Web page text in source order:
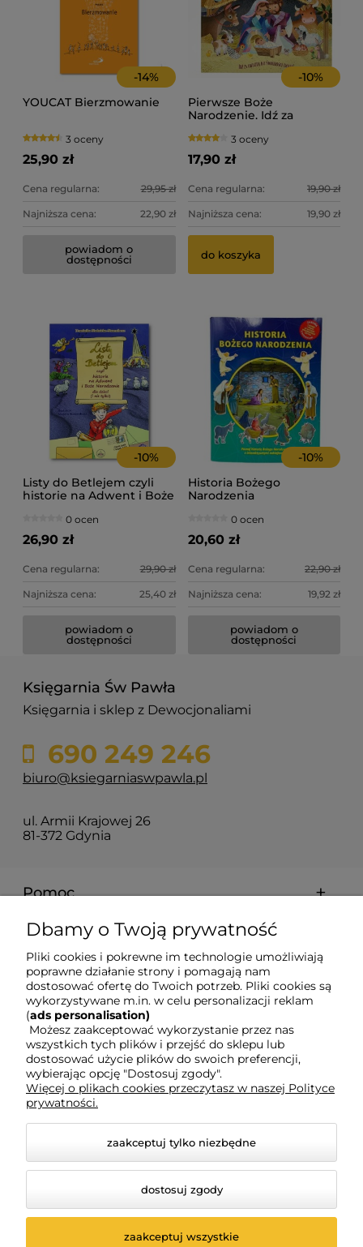
-14%
YOUCAT Bierzmowanie
3 oceny
25,90 zł
Cena regularna: 29,95 zł
Najniższa cena: 22,90 zł
powiadom o
dostępności
-10%
Pierwsze Boże
Narodzenie. Idź za
świata!
3 oceny
17,90 zł
Cena regularna: 19,90 zł
Najniższa cena: 19,90 zł
do koszyka
-10%
Listy do Betlejem czyli
historie na Adwent i Boże
Stadnicka-Strzembosz
0 ocen
26,90 zł
Cena regularna: 29,90 zł
Najniższa cena: 25,40 zł
powiadom o
dostępności
-10%
Historia Bożego
Narodzenia
0 ocen
20,60 zł
Cena regularna: 22,90 zł
Najniższa cena: 19,92 zł
powiadom o
dostępności
Księgarnia Św Pawła
Księgarnia i sklep z Dewocjonaliami
690 249 246
biuro@ksiegarniaswpawla.pl
ul. Armii Krajowej 26
81-372 Gdynia
Pomoc
Dostawa i koszty
Moje konto
Gwarancja i zwroty
O firmie
Dbamy o Twoją prywatność
Pliki cookies i pokrewne im technologie umożliwiają
poprawne działanie strony i pomagają nam
dostosować ofertę do Twoich potrzeb. Pliki cookies są
wykorzystywane m.in. w celu personalizacji reklam
(ads personalisation)
Możesz zaakceptować wykorzystanie przez nas
wszystkich tych plików i przejść do sklepu lub
dostosować użycie plików do swoich preferencji,
wybierając opcję "Dostosuj zgody".
Więcej o plikach cookies przeczytasz w naszej Polityce
prywatności.
zaakceptuj tylko niezbędne
dostosuj zgody
zaakceptuj wszystkie